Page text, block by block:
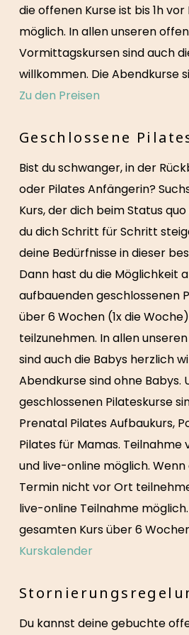
die offenen Kurse ist bis 1h
möglich. In allen unseren
Vormittagskursen sind auch
willkommen. Die Abendkurse
Zu den Preisen
Geschlossene
Bist du schwanger, in der
oder Pilates Anfängerin?
Kurs, der dich beim Status
du dich Schritt für Schritt
deine Bedürfnisse in dieser
Dann hast du die Möglichkeit
aufbauenden geschlossenen
über 6 Wochen (1x die
teilzunehmen. In allen
sind auch die Babys herzlich
Abendkurse sind ohne Babys.
geschlossenen Pilateskurse
Prenatal Pilates Aufbaukurs,
Pilates für Mamas. Teilnahme
und live-online möglich.
Termin nicht vor Ort
live-online Teilnahme
gesamten Kurs über 6
Kurskalender
Du kannst deine gebuchte